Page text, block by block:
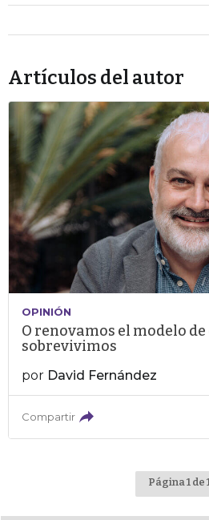
Artículos del autor
OPINIÓN
O renovamos el modelo
sobrevivimos
por David Fernández
Compartir
Página 1 de